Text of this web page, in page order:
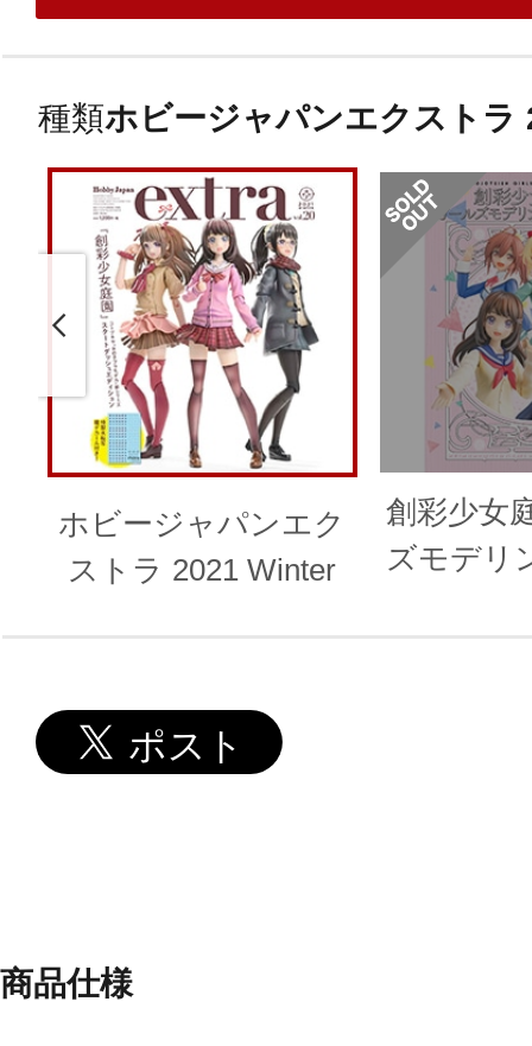
種類ホビージャパンエクストラ
ホビージャパンエク
ストラ 2021 Winter
創彩少女
ズモデリ
商品仕様